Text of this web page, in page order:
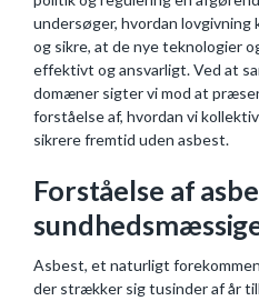
undersøger, hvordan
og sikre, at de nye teknologier
effektivt og ansvarligt. Ved at
domæner sigter vi mod at
forståelse af, hvordan vi
sikrere fremtid uden asbest.
Forståelse af
Asbest, et naturligt
der strækker sig tusinder af år